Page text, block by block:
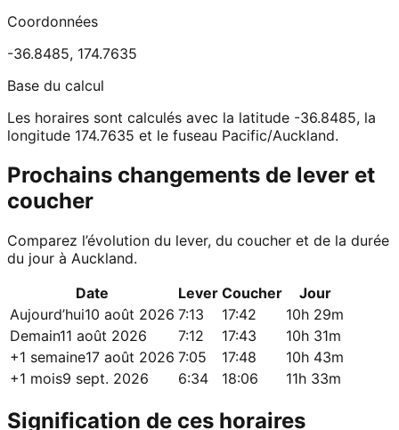
Coordonnées
-36.8485, 174.7635
Base du calcul
Les horaires sont calculés avec la latitude -36.8485, la
longitude 174.7635 et le fuseau Pacific/Auckland.
Prochains changements de lever et
coucher
Comparez l’évolution du lever, du coucher et de la durée
du jour à Auckland.
Date
Lever Coucher
Jour
Aujourd’hui10 août 2026 7:13 17:42
10h 29m
Demain11 août 2026 7:12 17:43
10h 31m
+1 semaine17 août 2026 7:05 17:48
10h 43m
+1 mois9 sept. 2026 6:34 18:06 11h 33m
Signification de ces horaires